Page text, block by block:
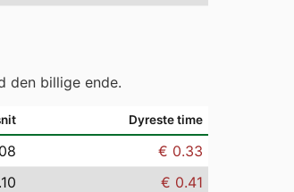
den billige ende.
Dyreste time
€ 0.33
€ 0.41